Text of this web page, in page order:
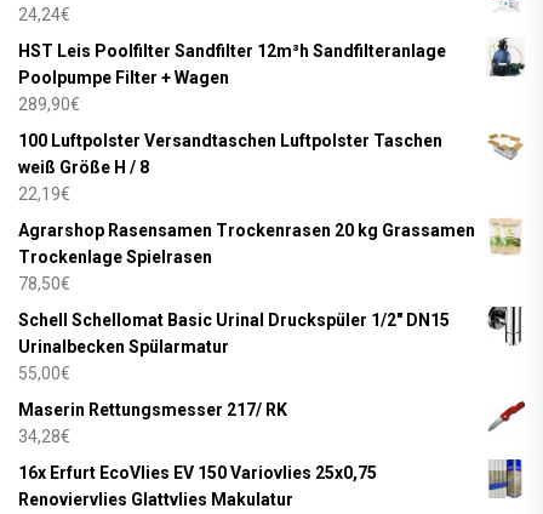
24,24€
HST Leis Poolfilter Sandfilter 12m³h Sandfilteranlage
Poolpumpe Filter + Wagen
289,90€
100 Luftpolster Versandtaschen Luftpolster Taschen
weiß Größe H / 8
22,19€
Agrarshop Rasensamen Trockenrasen 20 kg Grassamen
Trockenlage Spielrasen
78,50€
Schell Schellomat Basic Urinal Druckspüler 1/2" DN15
Urinalbecken Spülarmatur
55,00€
Maserin Rettungsmesser 217/ RK
34,28€
16x Erfurt EcoVlies EV 150 Variovlies 25x0,75
Renoviervlies Glattvlies Makulatur